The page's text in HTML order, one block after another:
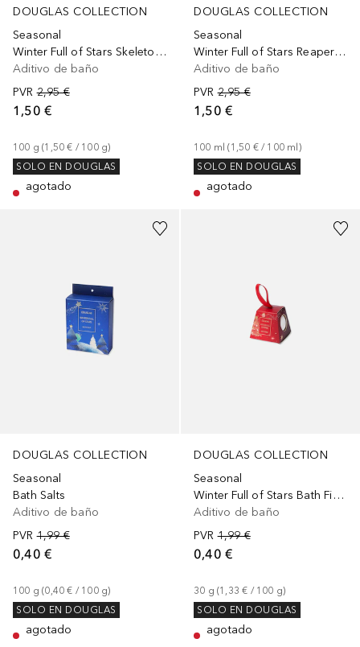
DOUGLAS COLLECTION
Seasonal
Winter Full of Stars Skeleton Bath Fizzer
Aditivo de baño
PVR 2,95 €
1,50 €
100 g (1,50 € / 100 g)
SOLO EN DOUGLAS
agotado
DOUGLAS COLLECTION
Seasonal
Winter Full of Stars Reaper Bath Fizzer
Aditivo de baño
PVR 2,95 €
1,50 €
100 ml (1,50 € / 100 ml )
SOLO EN DOUGLAS
agotado
DOUGLAS COLLECTION
Seasonal
Bath Salts
Aditivo de baño
PVR 1,99 €
0,40 €
100 g (0,40 € / 100 g)
SOLO EN DOUGLAS
agotado
DOUGLAS COLLECTION
Seasonal
Winter Full of Stars Bath Fizzer
Aditivo de baño
PVR 1,99 €
0,40 €
30 g (1,33 € / 100 g)
SOLO EN DOUGLAS
agotado